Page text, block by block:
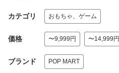
カテゴリ おもちゃ、ゲーム
価格 〜9,999円 〜14,999円
ブランド POP MART